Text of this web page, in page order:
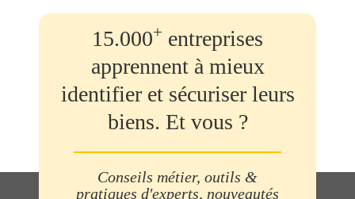
15.000+ entreprises
apprennent à mieux
identifier et sécuriser leurs
biens. Et vous ?
Conseils métier, outils &
pratiques d'experts, nouveautés